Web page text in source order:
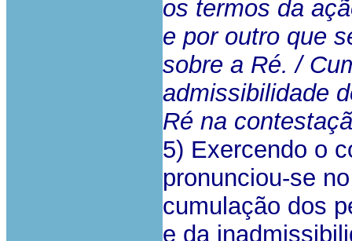
os termos da
e por outro que
sobre a Ré. /
admissibilidade
Ré na
5) Exercendo o
pronunciou-se
cumulação dos
e da